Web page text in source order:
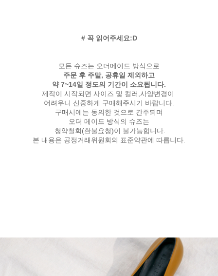
# 꼭 읽어주세요:D
모든 슈즈는 오더메이드 방식으로
주문 후 주말, 공휴일 제외하고
약 7~14일 정도의 기간이 소요됩니다.
제작이 시작되면 사이즈 및 컬러,사양변경이
어려우니 신중하게 구매해주시기 바랍니다.
구매시에는 동의한 것으로 간주되며
오더 메이드 방식의 슈즈는
청약철회(환불요청)이 불가능합니다.
본 내용은 공정거래위원회의 표준약관에 따릅니다.